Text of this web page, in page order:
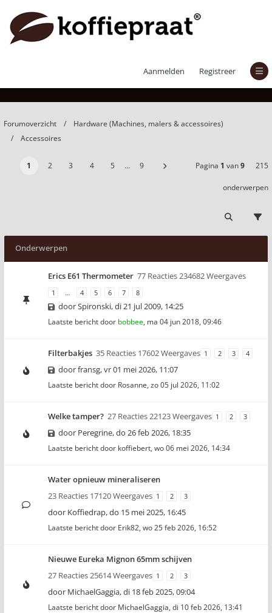
Aanmelden Registreer
Forumoverzicht
Hardware (Machines, malers & accessoires)
Accessoires
1 2 3 4 5 … 9 Pagina 1 van9 215
onderwerpen
Onderwerpen
Erics E61 Thermometer 77 Reacties 234682 Weergaves
1 … 4 5 6 7 8
doorSpironski,di 21 jul 2009, 14:25
Laatste bericht door bobbee, ma 04 jun 2018, 09:46
Filterbakjes 35 Reacties 17602 Weergaves 1 2 3 4
doorfransg,vr 01 mei 2026, 11:07
Laatste bericht door Rosanne, zo 05 jul 2026, 11:02
Welke tamper? 27 Reacties 22123 Weergaves 1 2 3
door Peregrine,do 26 feb 2026, 18:35
Laatste bericht door koffiebert, wo 06 mei 2026, 14:34
Water opnieuw mineraliseren
23 Reacties 17120 Weergaves 1 2 3
door Koffiedrap,do 15 mei 2025, 16:45
Laatste bericht door Erik82, wo 25 feb 2026, 16:52
Nieuwe Eureka Mignon 65mm schijven
27 Reacties 25614 Weergaves 1 2 3
door MichaelGaggia,di 18 feb 2025, 09:04
Laatste bericht door MichaelGaggia, di 10 feb 2026, 13:41